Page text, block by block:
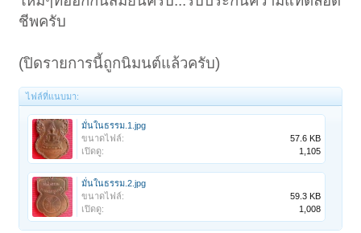
ชีพครับ
(ปิดรายการนี้ถูกนิมนต์แล้วครับ)
ไฟล์ที่แนบมา:
มั่นในธรรม.1.jpg
ขนาดไฟล์:
57.6 KB
เปิดดู:
1,105
มั่นในธรรม.2.jpg
ขนาดไฟล์:
59.3 KB
เปิดดู:
1,008